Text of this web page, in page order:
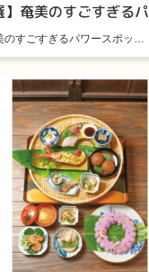
のすごすぎるパワースポッ…